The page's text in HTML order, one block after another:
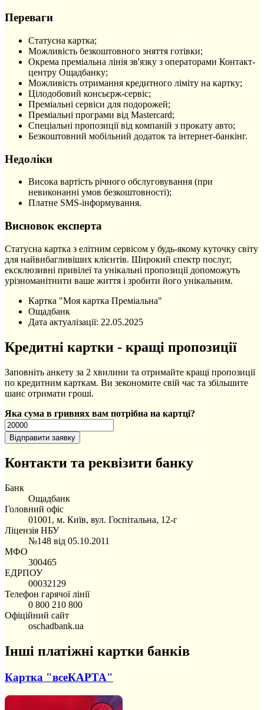
Переваги
Статусна картка;
Можливість безкоштовного зняття готівки;
Окрема преміальна лінія зв'язку з операторами Контакт-
центру Ощадбанку;
Можливість отримання кредитного ліміту на картку;
Цілодобовий консьєрж-сервіс;
Преміальні сервіси для подорожей;
Преміальні програми від Mastercard;
Спеціальні пропозиції від компаній з прокату авто;
Безкоштовний мобільний додаток та інтернет-банкінг.
Недоліки
Висока вартість річного обслуговування (при
невиконанні умов безкоштовності);
Платне SMS-інформування.
Висновок експерта
Статусна картка з елітним сервісом у будь-якому куточку світу
для найвибагливіших клієнтів. Широкий спектр послуг,
ексклюзивні привілеї та унікальні пропозиції допоможуть
урізноманітнити ваше життя і зробити його унікальним.
Картка "Моя картка Преміальна"
Ощадбанк
Дата актуалізації: 22.05.2025
Кредитні картки - кращі пропозиції
Заповніть анкету за 2 хвилини та отримайте кращі пропозиції
по кредитним карткам. Ви зекономите свій час та збільшите
шанс отримати гроші.
Яка сума в гривнях вам потрібна на картці?
Контакти та реквізити банку
Банк
Ощадбанк
Головний офіс
01001, м. Київ, вул. Госпітальна, 12-г
Ліцензія НБУ
№148 від 05.10.2011
МФО
300465
ЕДРПОУ
00032129
Телефон гарячої лінії
0 800 210 800
Офіційний сайт
oschadbank.ua
Інші платіжні картки банків
Картка "всеКАРТА"